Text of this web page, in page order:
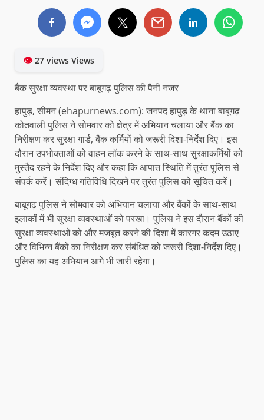
👁27 views Views
बैंक सुरक्षा व्यवस्था पर बाबूगढ़ पुलिस की पैनी नजर
हापुड़, सीमन (ehapurnews.com): जनपद हापुड़ के थाना बाबूगढ़
कोतवाली पुलिस ने सोमवार को क्षेत्र में अभियान चलाया और बैंक का
निरीक्षण कर सुरक्षा गार्ड, बैंक कर्मियों को जरूरी दिशा-निर्देश दिए। इस
दौरान उपभोक्ताओं को वाहन लॉक करने के साथ-साथ सुरक्षाकर्मियों को
मुस्तैद रहने के निर्देश दिए और कहा कि आपात स्थिति में तुरंत पुलिस से
संपर्क करें। संदिग्ध गतिविधि दिखने पर तुरंत पुलिस को सूचित करें।
बाबूगढ़ पुलिस ने सोमवार को अभियान चलाया और बैंकों के साथ-साथ
इलाकों में भी सुरक्षा व्यवस्थाओं को परखा। पुलिस ने इस दौरान बैंकों की
सुरक्षा व्यवस्थाओं को और मजबूत करने की दिशा में कारगर कदम उठाए
और विभिन्न बैंकों का निरीक्षण कर संबंधित को जरूरी दिशा-निर्देश दिए।
पुलिस का यह अभियान आगे भी जारी रहेगा।